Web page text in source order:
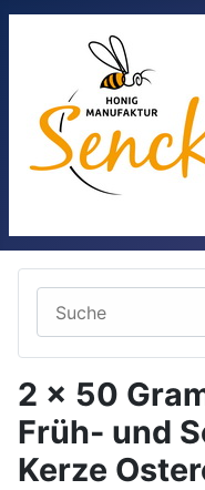
2 x 50
Früh- und
Kerze